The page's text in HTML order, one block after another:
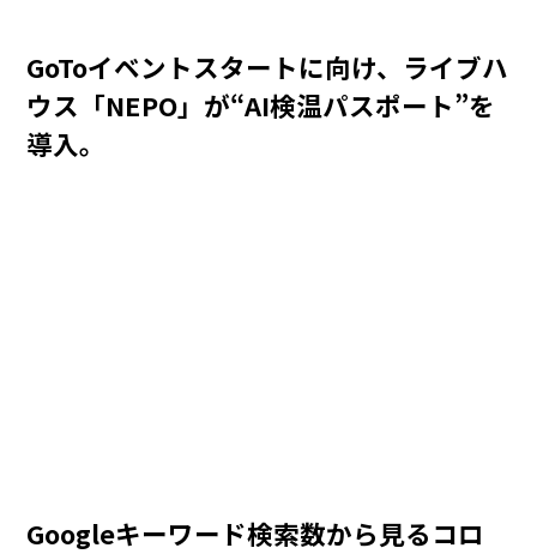
GoToイベントスタートに向け、ライブハ
ウス「NEPO」が“AI検温パスポート”を
導入。
Googleキーワード検索数から見るコロ